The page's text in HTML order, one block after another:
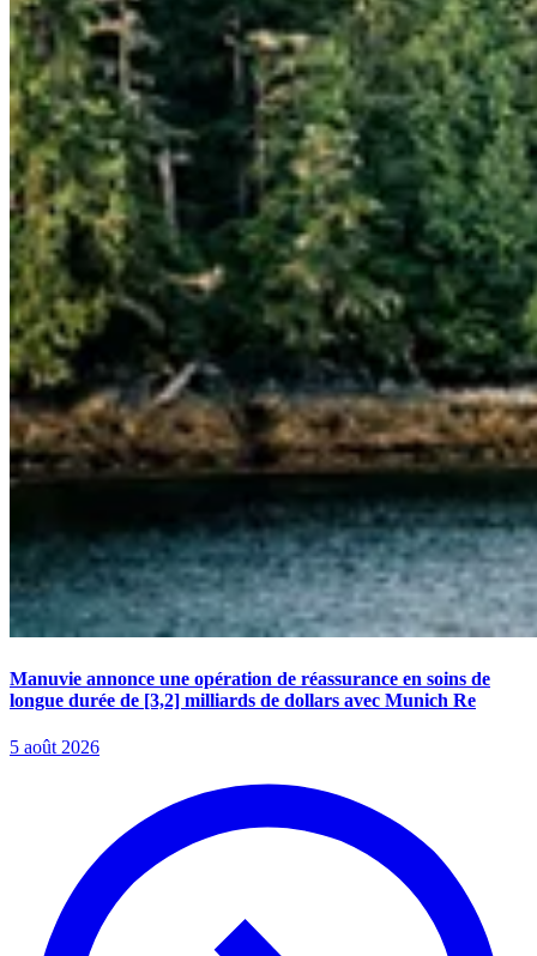
Manuvie annonce une opération de réassurance en soins de
longue durée de [3,2] milliards de dollars avec Munich Re
5 août 2026